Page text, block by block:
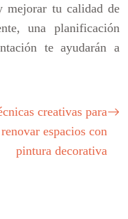
mejorar tu calidad de
una planificación
te ayudarán a
creativas para
renovar espacios con
pintura decorativa